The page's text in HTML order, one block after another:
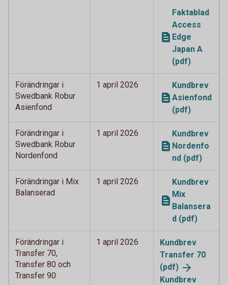
Faktablad
Access
Edge
Japan A
(pdf)
Förändringar i
Swedbank Robur
Asienfond
1 april 2026
Kundbrev
Asienfond
(pdf)
Förändringar i
Swedbank Robur
Nordenfond
1 april 2026
Kundbrev
Nordenfo
nd (pdf)
Förändringar i Mix
Balanserad
1 april 2026
Kundbrev
Mix
Balansera
d (pdf)
Förändringar i
Transfer 70,
Transfer 80 och
Transfer 90
1 april 2026
Kundbrev
Transfer 70
(pdf)
Kundbrev